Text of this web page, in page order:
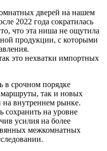
дверей на нашем
2022 года сократилась
что эта ниша не ощутила
продукции, с которыми
это нехватки импортных
в срочном порядке
маршруты, так и новых
на внутреннем рынке.
сохранить на уровне
усилия на более
межкомнатных